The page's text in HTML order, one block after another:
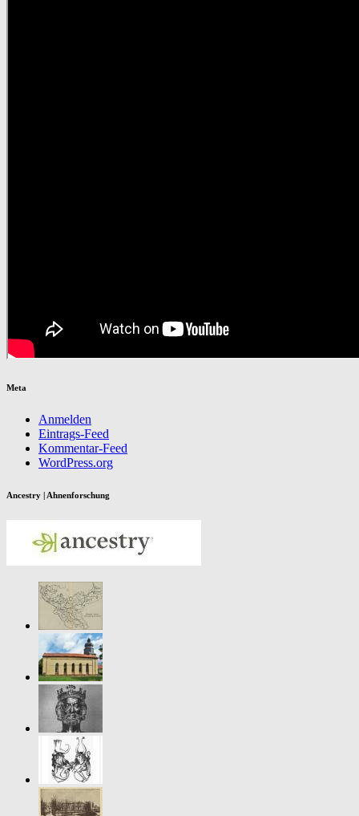
Meta
Anmelden
Eintrags-Feed
Kommentar-Feed
WordPress.org
Ancestry | Ahnenforschung